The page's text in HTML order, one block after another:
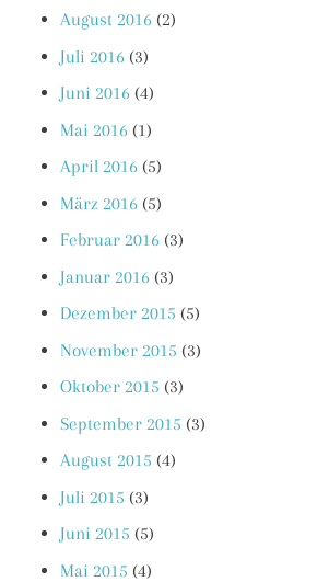
August 2016 (2)
Juli 2016 (3)
Juni 2016 (4)
Mai 2016 (1)
April 2016 (5)
März 2016 (5)
Februar 2016 (3)
Januar 2016 (3)
Dezember 2015 (5)
November 2015 (3)
Oktober 2015 (3)
September 2015 (3)
August 2015 (4)
Juli 2015 (3)
Juni 2015 (5)
Mai 2015 (4)